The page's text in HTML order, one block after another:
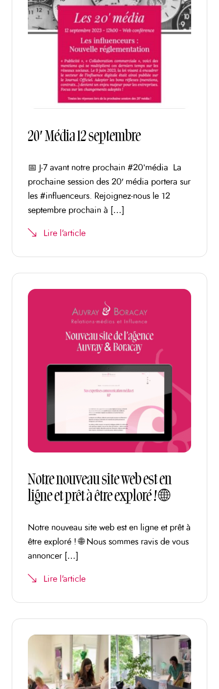
20′ Média 12 septembre
📅 J-7 avant notre prochain #20’média La
prochaine session des 20′ média portera sur
les #influenceurs. Rejoignez-nous le 12
septembre prochain à […]
Lire l'article
Notre nouveau site web est en
ligne et prêt à être exploré ! 🌐
Notre nouveau site web est en ligne et prêt à
être exploré ! 🌐 Nous sommes ravis de vous
annoncer […]
Lire l'article